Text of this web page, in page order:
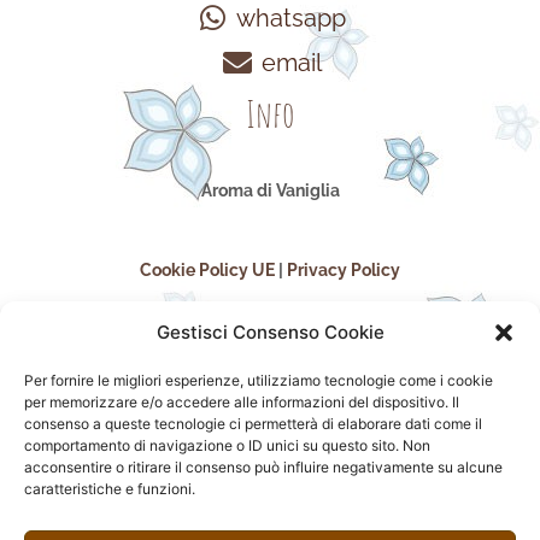
Gestisci Consenso Cookie
Per fornire le migliori esperienze, utilizziamo tecnologie come i cookie
per memorizzare e/o accedere alle informazioni del dispositivo. Il
consenso a queste tecnologie ci permetterà di elaborare dati come il
comportamento di navigazione o ID unici su questo sito. Non
acconsentire o ritirare il consenso può influire negativamente su alcune
caratteristiche e funzioni.
whatsapp
email
Info
Aroma di Vaniglia
Cookie Policy UE Privacy Policy
seguici sui social
F
I
P
F